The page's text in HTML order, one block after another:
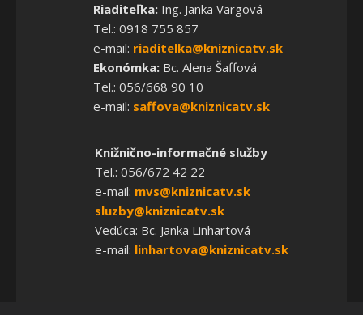
Riaditeľka:Ing. Janka Vargová
Tel.: 0918 755 857
e-mail: riaditelka@kniznicatv.sk
Ekonómka:Bc. Alena Šaffová
Tel.: 056/668 90 10
e-mail: saffova@kniznicatv.sk
Knižnično-informačné služby
Tel.: 056/672 42 22
e-mail: mvs@kniznicatv.sk
sluzby@kniznicatv.sk
Vedúca: Bc. Janka Linhartová
e-mail: linhartova@kniznicatv.sk